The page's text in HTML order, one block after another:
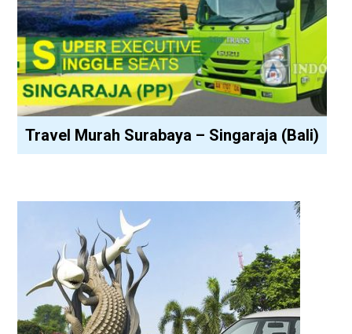
Travel Murah Surabaya – Singaraja (Bali)